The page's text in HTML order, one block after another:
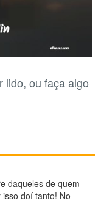
lido, ou faça algo
daqueles de quem
doí tanto! No